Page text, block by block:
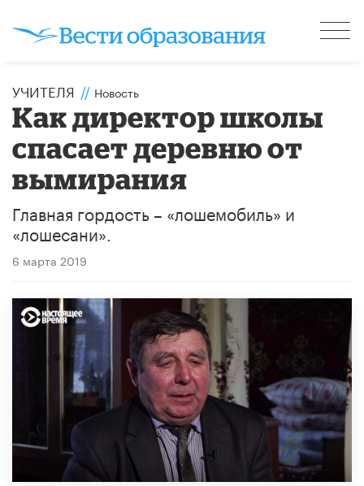
УЧИТЕЛЯ // Новость
Как директор школы
спасает деревню от
вымирания
Главная гордость – «лошемобиль» и
«лошесани».
6 марта 2019